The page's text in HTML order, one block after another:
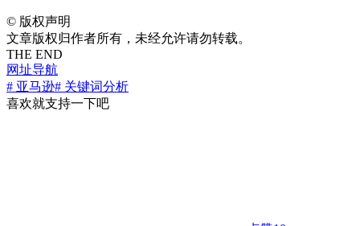
© 版权声明
文章版权归作者所有，未经允许请勿转载。
THE END
网址导航
# 亚马逊# 关键词分析
喜欢就支持一下吧